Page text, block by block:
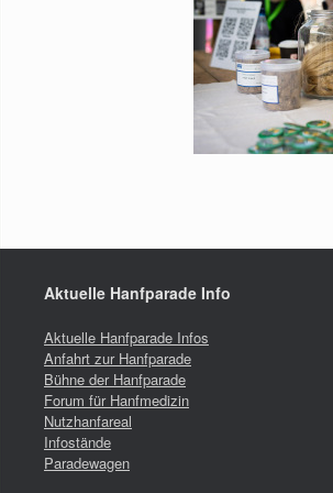
Aktuelle Hanfparade Info
Aktuelle Hanfparade Infos
Anfahrt zur Hanfparade
Bühne der Hanfparade
Forum für Hanfmedizin
Nutzhanfareal
Infostände
Paradewagen